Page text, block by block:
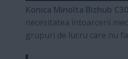
Konica Minolta Bizhub
necesitatea întoarcerii
grupuri de lucru care nu